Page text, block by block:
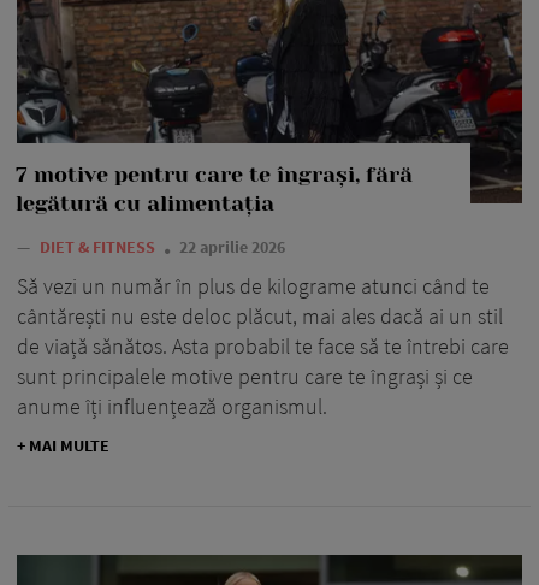
7 motive pentru care te îngrași, fără
legătură cu alimentația
— DIET & FITNESS 22 aprilie 2026
Să vezi un număr în plus de kilograme atunci când te
cântărești nu este deloc plăcut, mai ales dacă ai un stil
de viață sănătos. Asta probabil te face să te întrebi care
sunt principalele motive pentru care te îngrași și ce
anume îți influențează organismul.
+ MAI MULTE